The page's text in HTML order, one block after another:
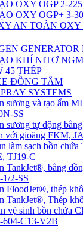
OXY OGP 2-225
OXY OGP+ 3-
AN TOÀN OXY
GENERATOR
KHÍ NITƠ
45 THÉP
ĐỒNG TÂM
SYSTEMS
sương và tạo ẩm
SS
sương tự động
với gioăng FKM,
làm sạch bồn
TJ19-C
TankJet®, bằng
1/2-SS
FloodJet®, thép
TankJet®, Thép
vệ sinh bồn chứa
604-C13-V2B